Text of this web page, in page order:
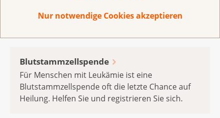
Nur notwendige Cookies akzeptieren
Blutspende.
Blutstammzellspende
Für Menschen mit Leukämie ist eine
Blutstammzellspende oft die letzte Chance auf
Heilung. Helfen Sie und registrieren Sie sich.